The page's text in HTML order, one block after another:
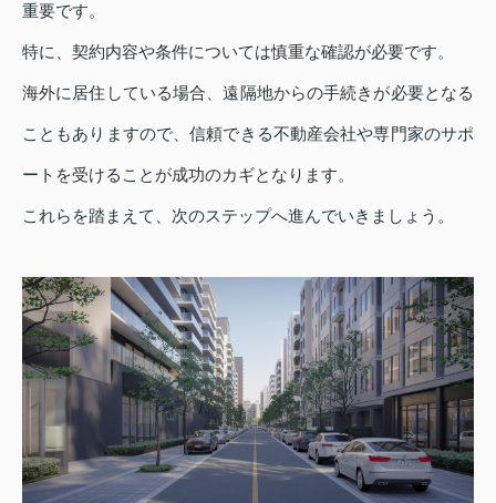
重要です。
特に、契約内容や条件については慎重な確認が必要です。
海外に居住している場合、遠隔地からの手続きが必要となる
こともありますので、信頼できる不動産会社や専門家のサポ
ートを受けることが成功のカギとなります。
これらを踏まえて、次のステップへ進んでいきましょう。